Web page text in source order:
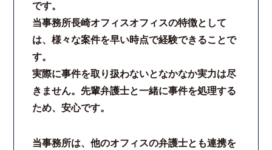
弁護士ブログ
法律相談コラム
サマークラーク・ウィンタークラーク募集
です。
当事務所長崎オフィスオフィスの特徴として
は、様々な案件を早い時点で経験できることで
す。
実際に事件を取り扱わないとなかなか実力は尽
きません。先輩弁護士と一緒に事件を処理する
ため、安心です。
当事務所は、他のオフィスの弁護士とも連携を